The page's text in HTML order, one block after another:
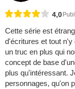
4,0
Cette série est
d'écritures et tout n'y
un truc en plus qui
concept de base
plus qu'intéressant.
personnages, qu'on